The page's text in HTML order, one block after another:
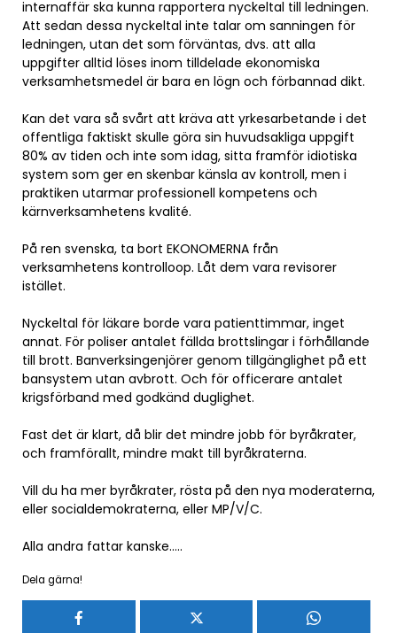
internaffär ska kunna rapportera nyckeltal till ledningen.
Att sedan dessa nyckeltal inte talar om sanningen för
ledningen, utan det som förväntas, dvs. att alla
uppgifter alltid löses inom tilldelade ekonomiska
verksamhetsmedel är bara en lögn och förbannad dikt.
Kan det vara så svårt att kräva att yrkesarbetande i det
offentliga faktiskt skulle göra sin huvudsakliga uppgift
80% av tiden och inte som idag, sitta framför idiotiska
system som ger en skenbar känsla av kontroll, men i
praktiken utarmar professionell kompetens och
kärnverksamhetens kvalité.
På ren svenska, ta bort EKONOMERNA från
verksamhetens kontrolloop. Låt dem vara revisorer
istället.
Nyckeltal för läkare borde vara patienttimmar, inget
annat. För poliser antalet fällda brottslingar i förhållande
till brott. Banverksingenjörer genom tillgänglighet på ett
bansystem utan avbrott. Och för officerare antalet
krigsförband med godkänd duglighet.
Fast det är klart, då blir det mindre jobb för byråkrater,
och framförallt, mindre makt till byråkraterna.
Vill du ha mer byråkrater, rösta på den nya moderaterna,
eller socialdemokraterna, eller MP/V/C.
Alla andra fattar kanske…..
Dela gärna!